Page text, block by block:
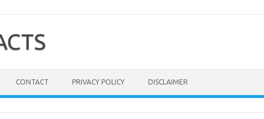
CONTACT PRIVACY POLICY DISCLAIMER